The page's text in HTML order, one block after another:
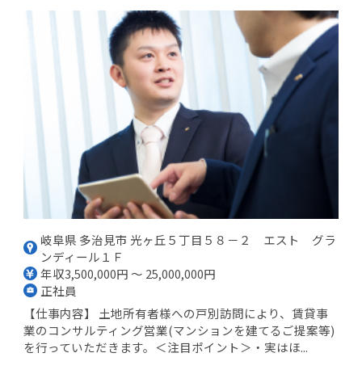
岐阜県 多治見市 光ヶ丘５丁目５８－２ エスト グラ
ンディール１Ｆ
年収3,500,000円 ～ 25,000,000円
正社員
【仕事内容】 土地所有者様への戸別訪問により、賃貸事
業のコンサルティング営業(マンションを建てるご提案等)
を行っていただきます。＜注目ポイント＞・実はほ...